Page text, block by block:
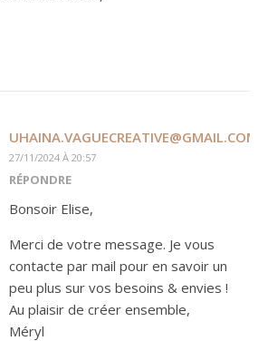
UHAINA.VAGUECREATIVE@GMAIL.COM
27/11/2024 À 20:57
RÉPONDRE
Bonsoir Elise,
Merci de votre message. Je vous
contacte par mail pour en savoir un
peu plus sur vos besoins & envies !
Au plaisir de créer ensemble,
Méryl